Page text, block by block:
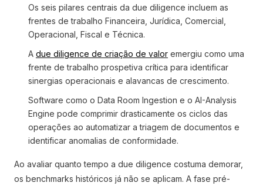
Os seis pilares centrais da due diligence incluem as
frentes de trabalho Financeira, Jurídica, Comercial,
Operacional, Fiscal e Técnica.
A due diligence de criação de valor emergiu como uma
frente de trabalho prospetiva crítica para identificar
sinergias operacionais e alavancas de crescimento.
Software como o Data Room Ingestion e o AI-Analysis
Engine pode comprimir drasticamente os ciclos das
operações ao automatizar a triagem de documentos e
identificar anomalias de conformidade.
Ao avaliar quanto tempo a due diligence costuma demorar,
os benchmarks históricos já não se aplicam. A fase pré-